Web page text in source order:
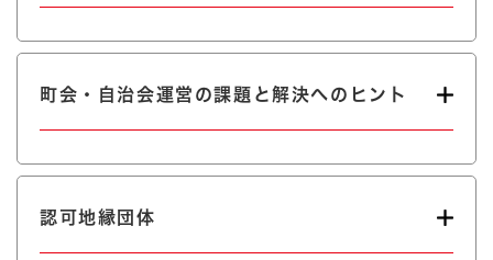
町会・自治会運営の課題と解決へのヒント
認可地縁団体